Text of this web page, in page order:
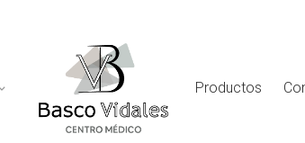
Productos